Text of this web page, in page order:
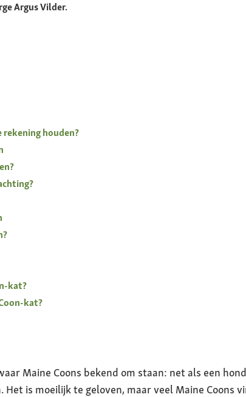
Argus Vilder.
rekening houden?
kat?
kat?
Maine Coons bekend om staan: net als een
is moeilijk te geloven, maar veel Maine Coons